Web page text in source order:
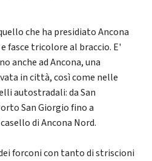
che ha presidiato Ancona
fasce tricolore al braccio. E'
anche ad Ancona, una
in città, così come nelle
autostradali: da San
San Giorgio fino a
di Ancona Nord.
forconi con tanto di striscioni